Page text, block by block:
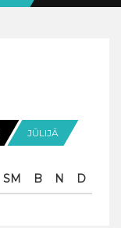
JŪLIJĀ
SM B N D